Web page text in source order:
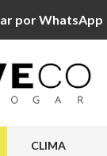
por WhatsApp
CLIMA